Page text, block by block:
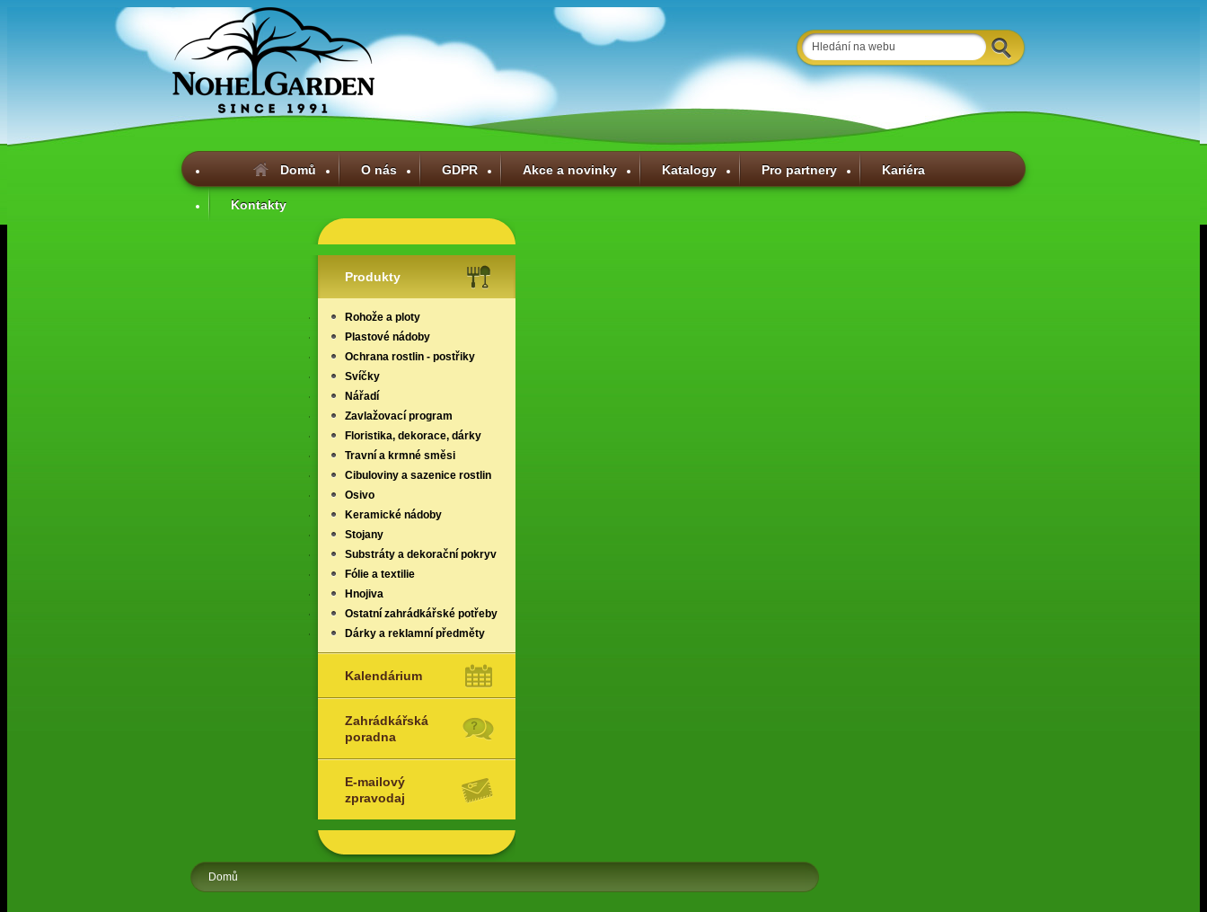
Domů O nás GDPR Akce a novinky Katalogy Pro partnery Kariéra
Kontakty
Produkty
Rohože a ploty
Plastové nádoby
Ochrana rostlin - postřiky
Svíčky
Nářadí
Zavlažovací program
Floristika, dekorace, dárky
Travní a krmné směsi
Cibuloviny a sazenice rostlin
Osivo
Keramické nádoby
Stojany
Substráty a dekorační pokryv
Fólie a textilie
Hnojiva
Ostatní zahrádkářské potřeby
Dárky a reklamní předměty
Kalendárium
Zahrádkářská
poradna
E-mailový
zpravodaj
Domů